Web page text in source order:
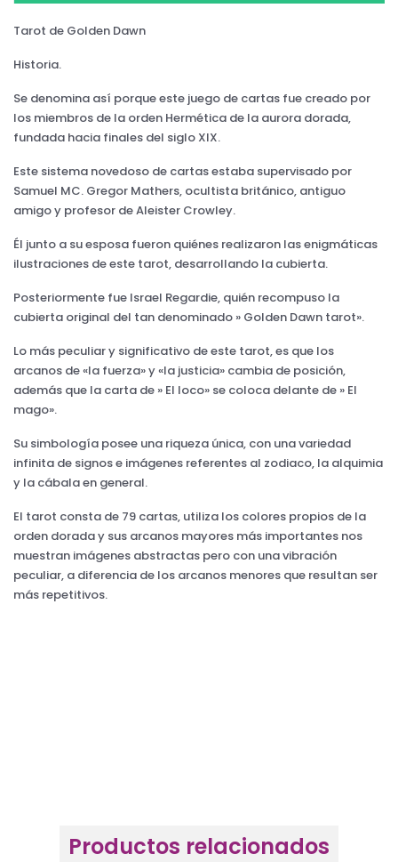
Tarot de Golden Dawn
Historia.
Se denomina así porque este juego de cartas fue creado por
los miembros de la orden Hermética de la aurora dorada,
fundada hacia finales del siglo XIX.
Este sistema novedoso de cartas estaba supervisado por
Samuel MC. Gregor Mathers, ocultista británico, antiguo
amigo y profesor de Aleister Crowley.
Él junto a su esposa fueron quiénes realizaron las enigmáticas
ilustraciones de este tarot, desarrollando la cubierta.
Posteriormente fue Israel Regardie, quién recompuso la
cubierta original del tan denominado » Golden Dawn tarot».
Lo más peculiar y significativo de este tarot, es que los
arcanos de «la fuerza» y «la justicia» cambia de posición,
además que la carta de » El loco» se coloca delante de » El
mago».
Su simbología posee una riqueza única, con una variedad
infinita de signos e imágenes referentes al zodiaco, la alquimia
y la cábala en general.
El tarot consta de 79 cartas, utiliza los colores propios de la
orden dorada y sus arcanos mayores más importantes nos
muestran imágenes abstractas pero con una vibración
peculiar, a diferencia de los arcanos menores que resultan ser
más repetitivos.
Productos relacionados